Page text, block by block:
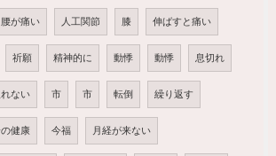
腰が痛い 人工関節 膝 伸ばすと痛い
祈願 精神的に 動悸 動悸 息切れ
ない 市 市 転倒 繰り返す
健康 今福 月経が来ない